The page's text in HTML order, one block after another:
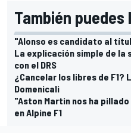
También puedes
"Alonso es candidato al
La explicación simple de la
con el DRS
¿Cancelar los libres de
Domenicali
"Aston Martin nos ha
en Alpine F1